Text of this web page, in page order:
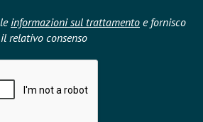
informazioni sul trattamento e fornisco
il relativo consenso